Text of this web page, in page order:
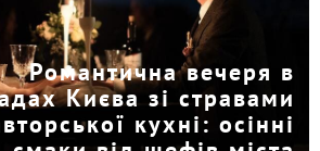
Романтична вечеря в
Києва зі стравами
кухні: осінні